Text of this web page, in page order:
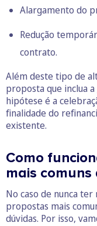
Alargamento do
Redução
contrato.
Além deste tipo de
proposta que inclua a
hipótese é a
finalidade do
existente.
Como
mais comuns
No caso de nunca
propostas mais
dúvidas. Por isso,